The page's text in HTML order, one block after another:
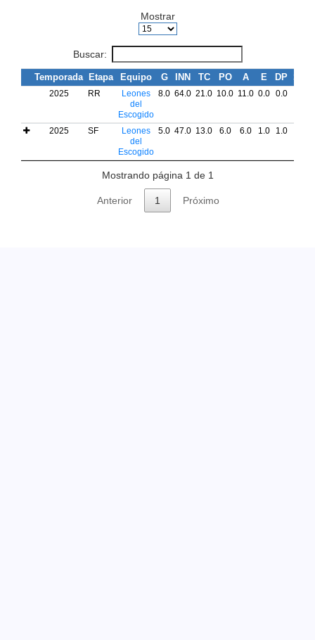
Mostrar
Buscar:
Temporada Etapa Equipo G INN TC PO A E DP SB
2025 RR
Leones
del
Escogido
8.0 64.0 21.0 10.0 11.0 0.0 0.0
2025 SF
Leones
del
Escogido
5.0 47.0 13.0 6.0 6.0 1.0 1.0
Mostrando página 1 de 1
Anterior 1 Próximo